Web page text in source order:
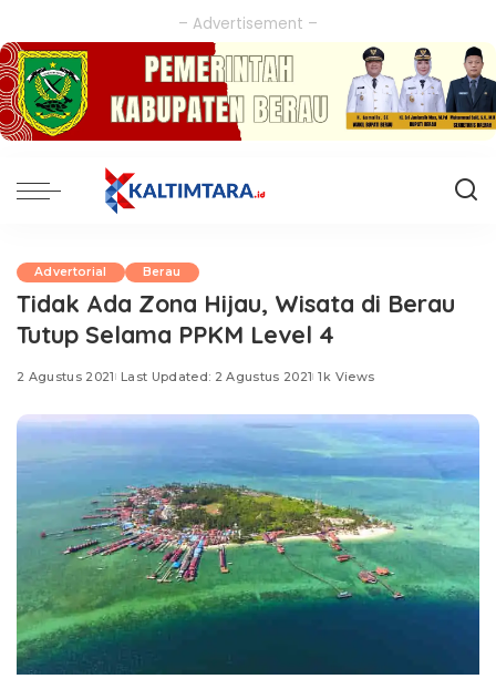
– Advertisement –
Advertorial Berau
Tidak Ada Zona Hijau, Wisata di Berau
Tutup Selama PPKM Level 4
2 Agustus 2021 Last Updated: 2 Agustus 2021 1k Views